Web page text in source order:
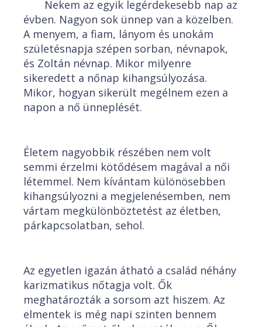
Nekem az egyik legérdekesebb nap az
évben. Nagyon sok ünnep van a közelben.
A menyem, a fiam, lányom és unokám
születésnapja szépen sorban, névnapok,
és Zoltán névnap. Mikor milyenre
sikeredett a nőnap kihangsúlyozása.
Mikor, hogyan sikerült megélnem ezen a
napon a nő ünneplését.
Életem nagyobbik részében nem volt
semmi érzelmi kötődésem magával a női
létemmel. Nem kívántam különösebben
kihangsúlyozni a megjelenésemben, nem
vártam megkülönböztetést az életben,
párkapcsolatban, sehol.
Az egyetlen igazán átható a család néhány
karizmatikus nőtagja volt. Ők
meghatározták a sorsom azt hiszem. Az
elmentek is még napi szinten bennem